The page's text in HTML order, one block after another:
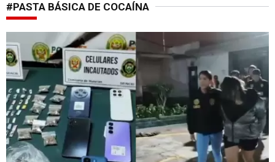
#PASTA BÁSICA DE COCAÍNA
Golpe al crimen